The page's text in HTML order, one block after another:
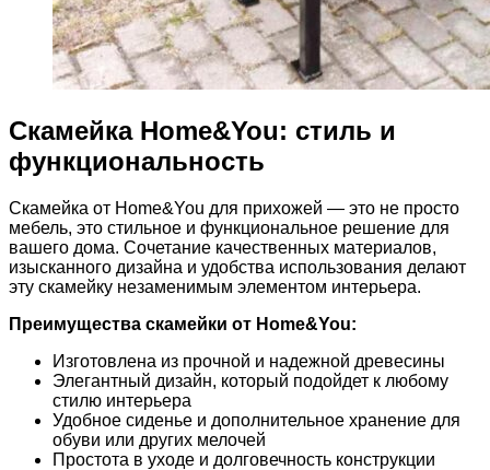
Скамейка Home&You: стиль и
функциональность
Скамейка от Home&You для прихожей — это не просто
мебель, это стильное и функциональное решение для
вашего дома. Сочетание качественных материалов,
изысканного дизайна и удобства использования делают
эту скамейку незаменимым элементом интерьера.
Преимущества скамейки от Home&You:
Изготовлена из прочной и надежной древесины
Элегантный дизайн, который подойдет к любому
стилю интерьера
Удобное сиденье и дополнительное хранение для
обуви или других мелочей
Простота в уходе и долговечность конструкции